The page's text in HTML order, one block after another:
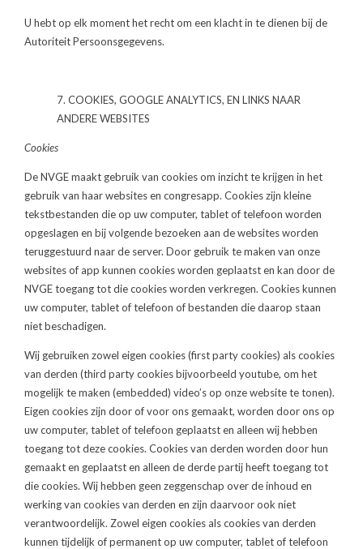
U hebt op elk moment het recht om een klacht in te dienen bij de
Autoriteit Persoonsgegevens.
7. COOKIES, GOOGLE ANALYTICS, EN LINKS NAAR
ANDERE WEBSITES
Cookies
De NVGE maakt gebruik van cookies om inzicht te krijgen in het
gebruik van haar websites en congresapp. Cookies zijn kleine
tekstbestanden die op uw computer, tablet of telefoon worden
opgeslagen en bij volgende bezoeken aan de websites worden
teruggestuurd naar de server. Door gebruik te maken van onze
websites of app kunnen cookies worden geplaatst en kan door de
NVGE toegang tot die cookies worden verkregen. Cookies kunnen
uw computer, tablet of telefoon of bestanden die daarop staan
niet beschadigen.
Wij gebruiken zowel eigen cookies (first party cookies) als cookies
van derden (third party cookies bijvoorbeeld youtube, om het
mogelijk te maken (embedded) video’s op onze website te tonen).
Eigen cookies zijn door of voor ons gemaakt, worden door ons op
uw computer, tablet of telefoon geplaatst en alleen wij hebben
toegang tot deze cookies. Cookies van derden worden door hun
gemaakt en geplaatst en alleen de derde partij heeft toegang tot
die cookies. Wij hebben geen zeggenschap over de inhoud en
werking van cookies van derden en zijn daarvoor ook niet
verantwoordelijk. Zowel eigen cookies als cookies van derden
kunnen tijdelijk of permanent op uw computer, tablet of telefoon